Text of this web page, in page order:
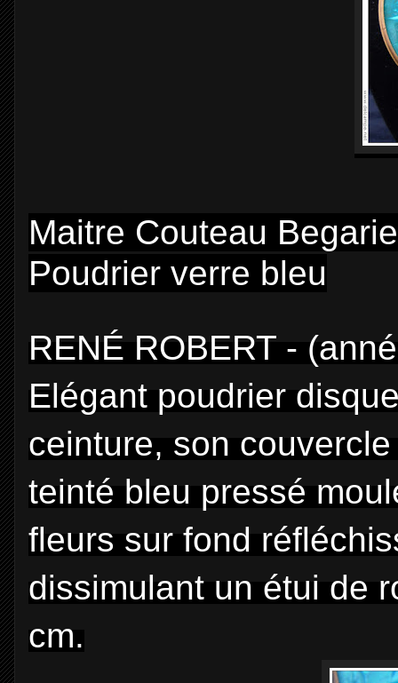
Maitre Couteau
Poudrier verre bleu
RENÉ ROBERT -
Elégant poudrier
ceinture, son
teinté bleu pressé
fleurs sur fond
dissimulant un étui de
cm.